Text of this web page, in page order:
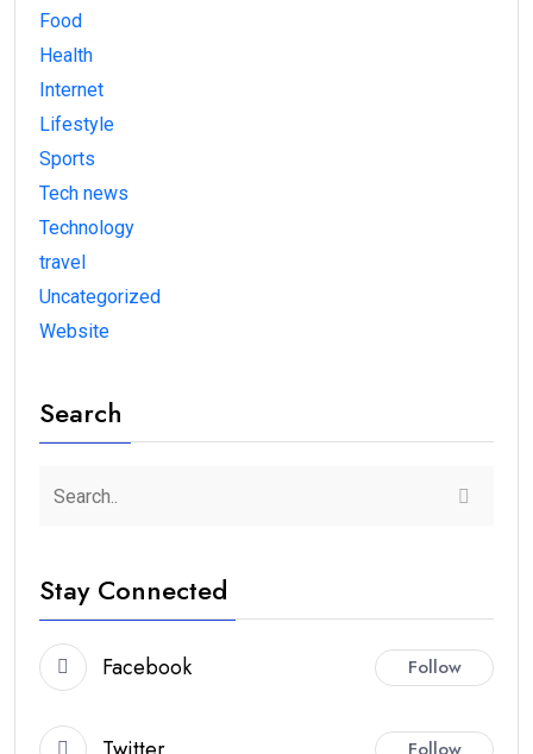
Food
Health
Internet
Lifestyle
Sports
Tech news
Technology
travel
Uncategorized
Website
Search
Stay Connected
Facebook Follow